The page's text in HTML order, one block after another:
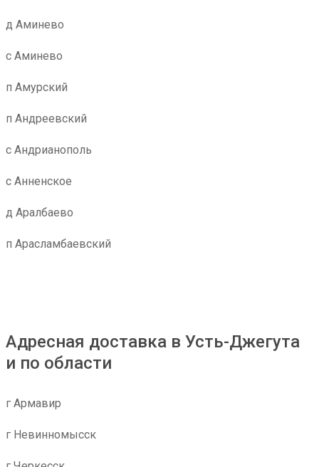
д Аминево
с Аминево
п Амурский
п Андреевский
с Андрианополь
с Анненское
д Аралбаево
п Арасламбаевский
Адресная доставка в Усть-Джегута
и по области
г Армавир
г Невинномысск